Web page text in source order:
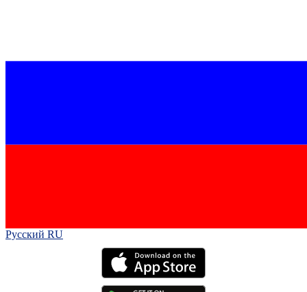
Русский RU‎